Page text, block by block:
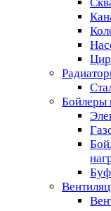
Бойлеры